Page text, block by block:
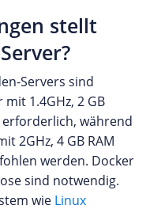
stellt
Servers sind
1.4GHz, 2 GB
erforderlich, während
2GHz, 4 GB RAM
werden. Docker
sind notwendig.
wie Linux